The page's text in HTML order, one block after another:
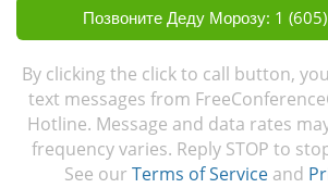
Позвоните Деду Морозу: 1
By clicking the click to call button,
text messages from
Hotline. Message and data rates
frequency varies. Reply STOP to
See our Terms of Service and